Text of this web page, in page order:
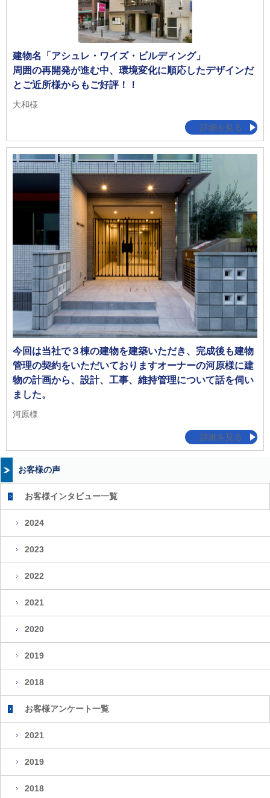
建物名「アシュレ・ワイズ・ビルディング」
周囲の再開発が進む中、環境変化に順応したデザインだ
とご近所様からもご好評！！
大和様
詳細を見る
今回は当社で３棟の建物を建築いただき、完成後も建物
管理の契約をいただいておりますオーナーの河原様に建
物の計画から、設計、工事、維持管理について話を伺い
ました。
河原様
詳細を見る
お客様の声
お客様インタビュー一覧
2024
2023
2022
2021
2020
2019
2018
お客様アンケート一覧
2021
2019
2018